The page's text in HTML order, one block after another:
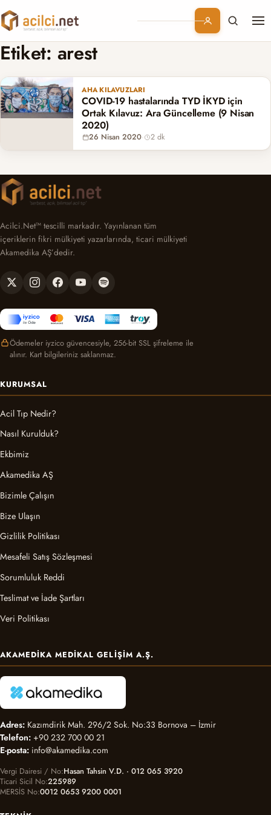
Branşlar
Konular
Kurumsal
Abonelik
Etiket: arest
AHA KILAVUZLARI
COVID-19 hastalarında TYD İKYD için
Ortak Kılavuz: Ara Güncelleme (9 Nisan
2020)
26 Nisan 2020· 2 dk
Acilci.Net™ tescilli markadır. Yayınlanan tüm
içeriklerin fikri mülkiyeti yazarlarında, ticari mülkiyeti
Akamedika AŞ’dedir.
Ödemeler iyzico güvencesiyle, 256-bit SSL şifreleme ile
alınır. Kart bilgileriniz saklanmaz.
KURUMSAL
Acil Tıp Nedir?
Nasıl Kurulduk?
Ekbimiz
Akamedika AŞ
Bizimle Çalışın
Bize Ulaşın
Gizlilik Politikası
Mesafeli Satış Sözleşmesi
Sorumluluk Reddi
Teslimat ve İade Şartları
Veri Politikası
AKAMEDIKA MEDIKAL GELIŞIM A.Ş.
Adres: Kazımdirik Mah. 296/2 Sok. No:33 Bornova – İzmir
Telefon: +90 232 700 00 21
E-posta: info@akamedika.com
Vergi Dairesi / No Hasan Tahsin V.D. · 012 065 3920
Ticari Sicil No 225989
MERSİS No 0012 0653 9200 0001